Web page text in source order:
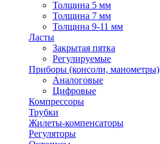
Толщина 5 мм
Толщина 7 мм
Толщина 9-11 мм
Ласты
Закрытая пятка
Регулируемые
Приборы (консоли, манометры)
Аналоговые
Цифровые
Компрессоры
Трубки
Жилеты-компенсаторы
Регуляторы